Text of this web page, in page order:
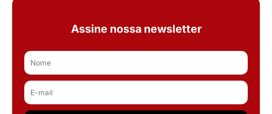
Assine nossa newsletter